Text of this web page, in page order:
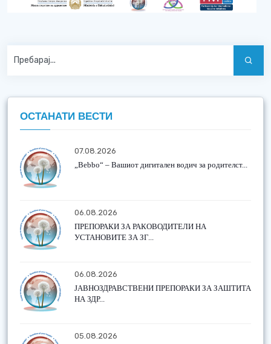
ОСТАНАТИ ВЕСТИ
07.08.2026
„Bebbo“ – Вашиот дигитален водич за родителст...
06.08.2026
ПРЕПОРАКИ ЗА РАКОВОДИТЕЛИ НА
УСТАНОВИТЕ ЗА ЗГ...
06.08.2026
ЈАВНОЗДРАВСТВЕНИ ПРЕПОРАКИ ЗА ЗАШТИТА
НА ЗДР...
05.08.2026